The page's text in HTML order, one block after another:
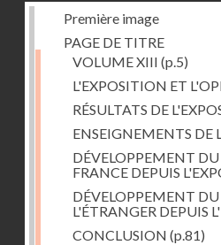
Première image
PAGE DE TITRE
VOLUME XIII (p.5)
L'EXPOSITION ET
RÉSULTATS DE
ENSEIGNEMENTS DE
DÉVELOPPEMENT
FRANCE DEPUIS
DÉVELOPPEMENT
L'ÉTRANGER DEPUIS
CONCLUSION (p.81)